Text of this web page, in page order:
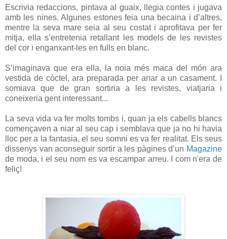
Escrivia redaccions, pintava al guaix, llegia contes i jugava
amb les nines. Algunes estones feia una becaina i d’altres,
mentre la seva mare seia al seu costat i aprofitava per fer
mitja, ella s’entretenia retallant les models de les revistes
del cor i enganxant-les en fulls en blanc.
S’imaginava que era ella, la noia més maca del món ara
vestida de còctel, ara preparada per anar a un casament. I
somiava que de gran sortiria a les revistes, viatjaria i
coneixeria gent interessant...
La seva vida va fer molts tombs i, quan ja els cabells blancs
començaven a niar al seu cap i semblava que ja no hi havia
lloc per a la fantasia, el seu somni es va fer realitat. Els seus
dissenys van aconseguir sortir a les pàgines d’un Magazine
de moda, i el seu nom es va escampar arreu. I com n'era de
feliç!